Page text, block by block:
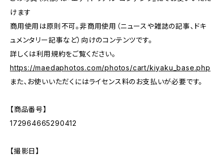
けます
商用使用は原則不可。非商用使用（ニュースや雑誌の記事、ドキ
ュメンタリー記事など）向けのコンテンツです。
詳しくは利用規約をご覧ください。
https://maedaphotos.com/photos/cart/kiyaku_base.php
また、お使いいただくにはライセンス料のお支払いが必要です。
【商品番号】
172964665290412
【撮影日】